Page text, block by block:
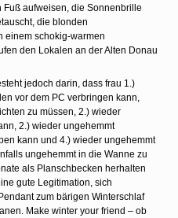
aufweisen, die Sonnenbrille
die blonden
einem schokig-warmen
den Lokalen an der Alten Donau
jedoch darin, dass frau 1.)
vor dem PC verbringen kann,
zu müssen, 2.) wieder
2.) wieder ungehemmt
kann und 4.) wieder ungehemmt
ungehemmt in die Wanne zu
als Planschbecken herhalten
gute Legitimation, sich
zum bärigen Winterschlaf
Make winter your friend – ob